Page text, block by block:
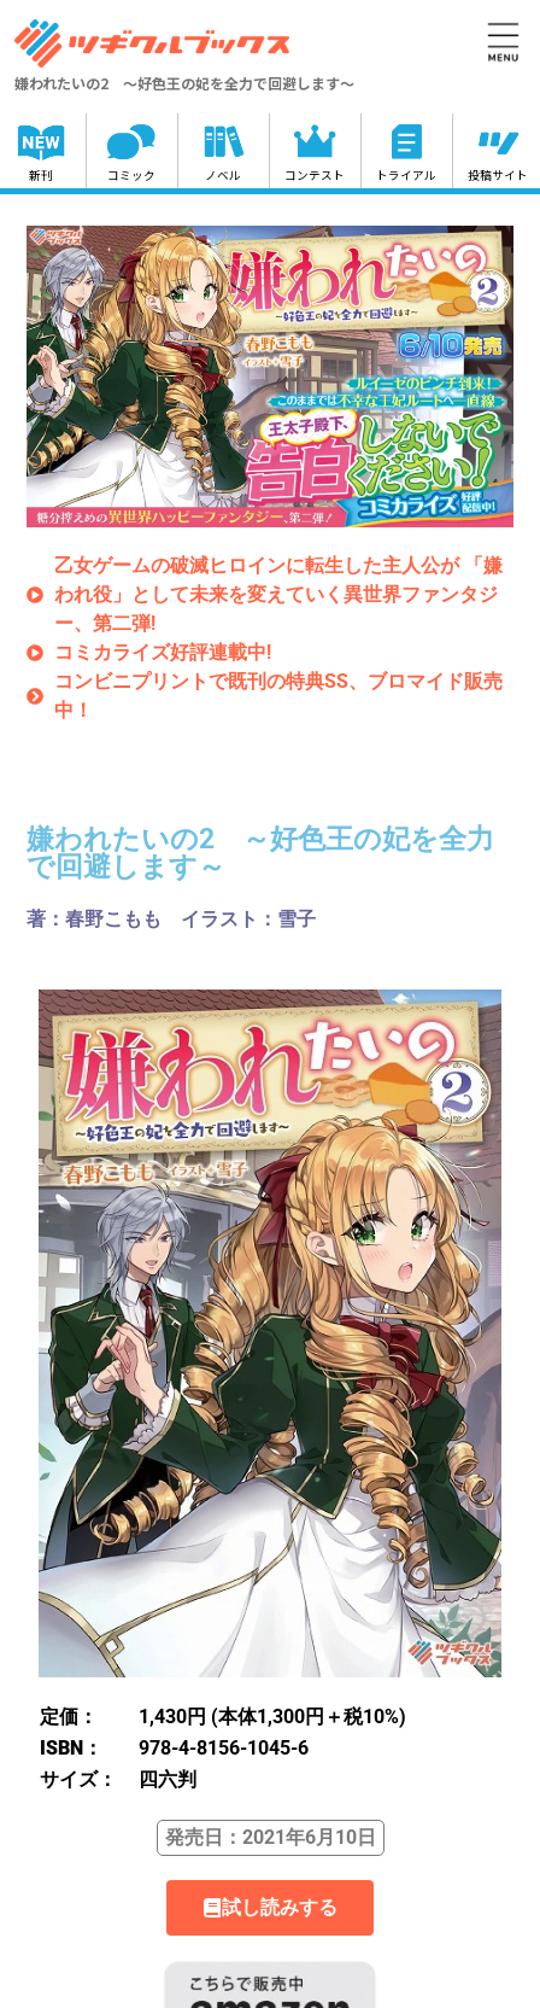
嫌われたいの2 ～好色王の妃を全力で回避します～
新刊 コミック ノベル コンテスト トライアル 投稿サイト
乙女ゲームの破滅ヒロインに転生した主人公が 「嫌
われ役」として未来を変えていく異世界ファンタジ
ー、第二弾!
コミカライズ好評連載中!
コンビニプリントで既刊の特典SS、ブロマイド販売
中！
嫌われたいの2 ～好色王の妃を全力
で回避します～
著： 春野こもも イラスト： 雪子
定価：
1,430円 (本体1,300円＋税10%)
ISBN：
978-4-8156-1045-6
サイズ：
四六判
発売日：2021年6月10日
試し読みする